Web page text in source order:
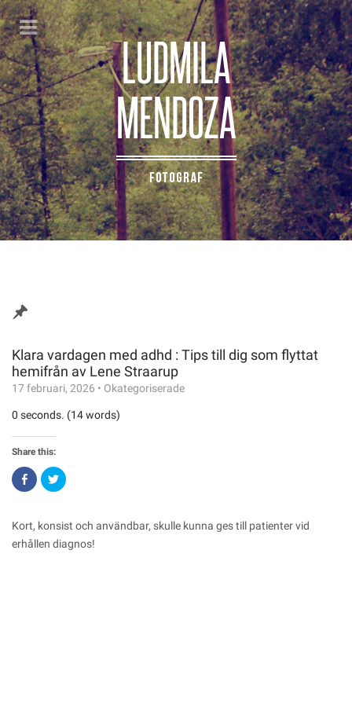
Klara vardagen med adhd : Tips till dig som flyttat
hemifrån av Lene Straarup
17 februari, 2026 • Okategoriserade
0 seconds. (14 words)
Share this:
Click
to
share
(Opens
in
new
Click
to
(Opens
in
new
window)
Kort, konsist och användbar, skulle kunna ges till patienter vid
erhållen diagnos!